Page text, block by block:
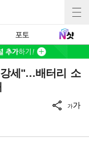
포토
세"…배터리 소
가가